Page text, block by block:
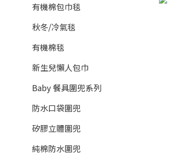
有機棉包巾毯
秋冬/冷氣毯
有機棉毯
新生兒懶人包巾
Baby 餐具圍兜系列
防水口袋圍兜
矽膠立體圍兜
純棉防水圍兜